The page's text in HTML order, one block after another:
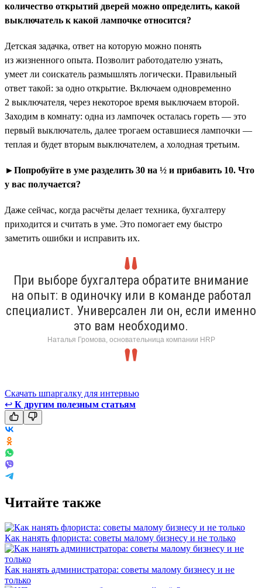
количество открытий дверей можно определить, какой
выключатель к какой лампочке относится?
Детская задачка, ответ на которую можно понять
из жизненного опыта. Позволит работодателю узнать,
умеет ли соискатель размышлять логически. Правильный
ответ такой: за одно открытие. Включаем одновременно
2 выключателя, через некоторое время выключаем второй.
Заходим в комнату: одна из лампочек осталась гореть — это
первый выключатель, далее трогаем оставшиеся лампочки —
теплая и будет вторым выключателем, а холодная третьим.
►Попробуйте в уме разделить 30 на ½ и прибавить 10. Что
у вас получается?
Даже сейчас, когда расчёты делает техника, бухгалтеру
приходится и считать в уме. Это помогает ему быстро
заметить ошибки и исправить их.
При выборе бухгалтера обратите внимание
на опыт: в одиночку или в команде работал
специалист. Универсален ли он, если именно
это вам необходимо.
Наталья Громова, основательница компании HRP
Скачать шпаргалку для интервью
↩ К другим полезным статьям
Читайте также
Как нанять флориста: советы малому бизнесу и не только
Как нанять администратора: советы малому бизнесу и не
только